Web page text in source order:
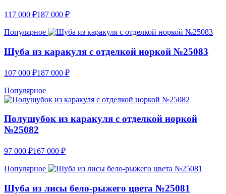
117 000 ₽187 000 ₽
Популярное
Шуба из каракуля с отделкой норкой №25083
107 000 ₽187 000 ₽
Популярное
Полушубок из каракуля с отделкой норкой
№25082
97 000 ₽167 000 ₽
Популярное
Шуба из лисы бело-рыжего цвета №25081